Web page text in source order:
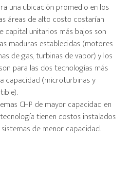
una ubicación promedio en los
áreas de alto costo costarían
capital unitarios más bajos son
maduras establecidas (motores
de gas, turbinas de vapor) y los
para las dos tecnologías más
capacidad (microturbinas y
CHP de mayor capacidad en
tienen costos instalados
de menor capacidad.